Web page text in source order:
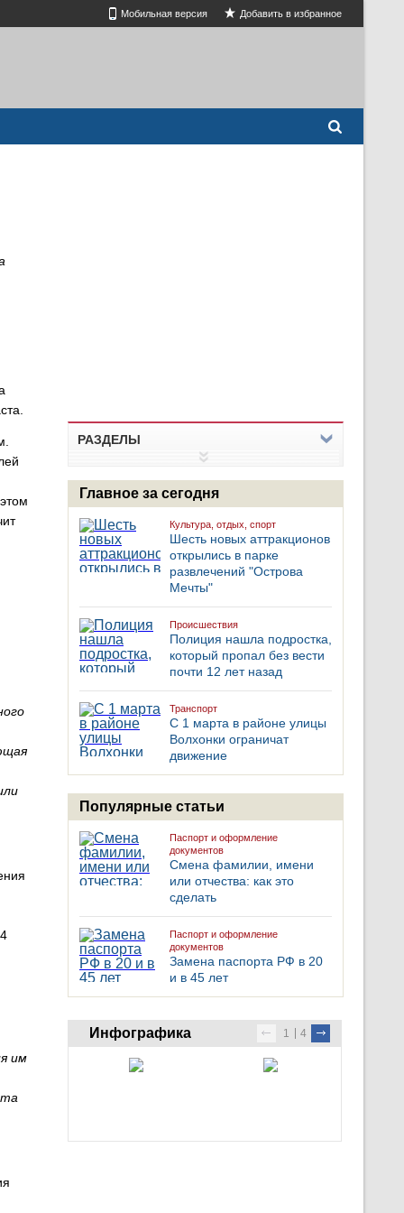
Мобильная версия Добавить в избранное
РАЗДЕЛЫ
Главное за сегодня
Культура, отдых, спорт
Шесть новых аттракционов
открылись в парке
развлечений "Острова
Мечты"
Происшествия
Полиция нашла подростка,
который пропал без вести
почти 12 лет назад
Транспорт
С 1 марта в районе улицы
Волхонки ограничат
движение
Популярные статьи
Паспорт и оформление
документов
Смена фамилии, имени
или отчества: как это
сделать
Паспорт и оформление
документов
Замена паспорта РФ в 20
и в 45 лет
Инфографика 1 4
им